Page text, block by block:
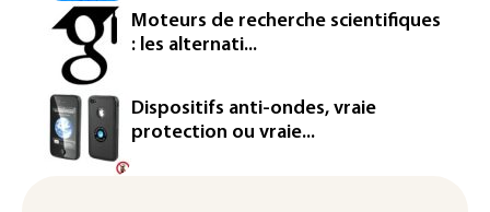
Iris³: Eutelsat investira 3,4 milliards
d'euros dans la future constellation
européenne
Le magazine VSD racheté par
l'entrepreneur Vianney d'Alançon
La production française de maïs
Moteurs de recherche scientifiques
: les alternati...
Dispositifs anti-ondes, vraie
protection ou vraie...